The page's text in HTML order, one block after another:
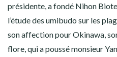
présidente, a fondé Nihon
l’étude des umibudo sur les
son affection pour Okinawa,
flore, qui a poussé monsieur